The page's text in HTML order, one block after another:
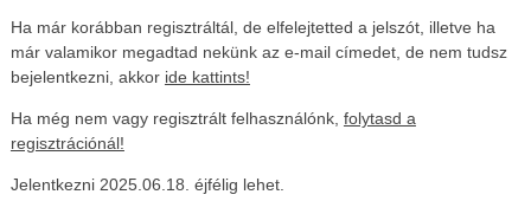
Ha már korábban regisztráltál, de elfelejtetted a jelszót, illetve ha
már valamikor megadtad nekünk az e-mail címedet, de nem tudsz
bejelentkezni, akkor ide kattints!
Ha még nem vagy regisztrált felhasználónk, folytasd a
regisztrációnál!
Jelentkezni 2025.06.18. éjfélig lehet.